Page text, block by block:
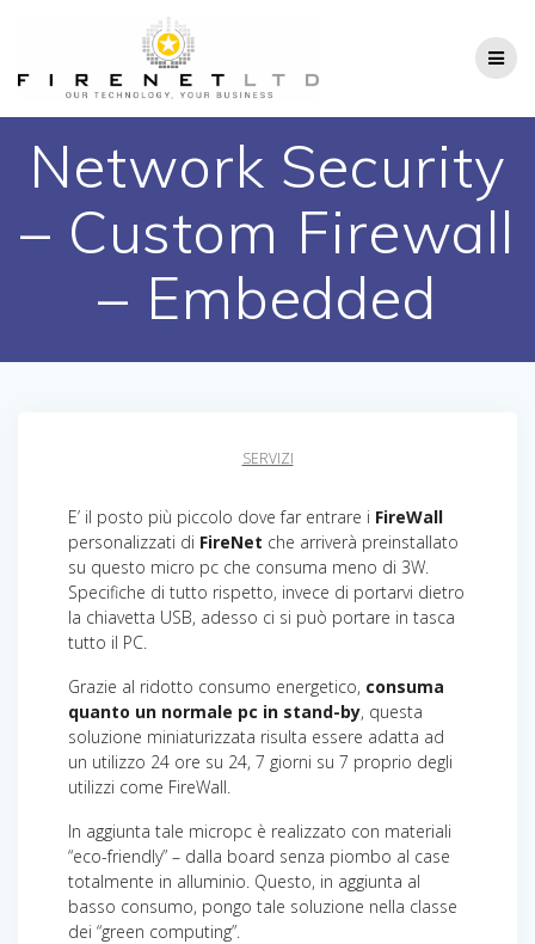
Network Security
– Custom Firewall
– Embedded
SERVIZI
E’ il posto più piccolo dove far entrare i FireWall
personalizzati di FireNet che arriverà preinstallato
su questo micro pc che consuma meno di 3W.
Specifiche di tutto rispetto, invece di portarvi dietro
la chiavetta USB, adesso ci si può portare in tasca
tutto il PC.
Grazie al ridotto consumo energetico, consuma
quanto un normale pc in stand-by, questa
soluzione miniaturizzata risulta essere adatta ad
un utilizzo 24 ore su 24, 7 giorni su 7 proprio degli
utilizzi come FireWall.
In aggiunta tale micropc è realizzato con materiali
“eco-friendly” – dalla board senza piombo al case
totalmente in alluminio. Questo, in aggiunta al
basso consumo, pongo tale soluzione nella classe
dei “green computing”.